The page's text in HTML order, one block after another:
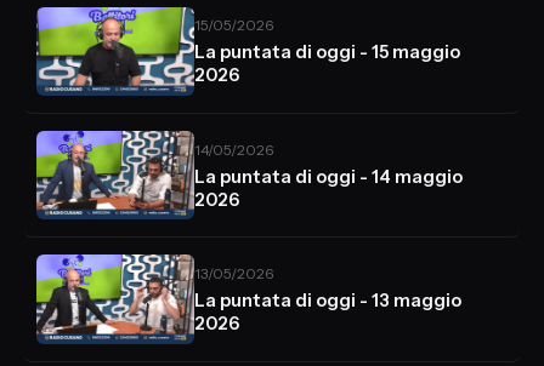
15/05/2026
La puntata di oggi - 15 maggio
2026
14/05/2026
La puntata di oggi - 14 maggio
2026
13/05/2026
La puntata di oggi - 13 maggio
2026